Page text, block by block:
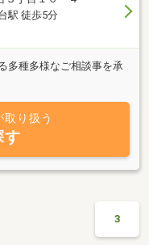
駅 徒歩5分
多種多様なご相談事を承
り扱う
す
3